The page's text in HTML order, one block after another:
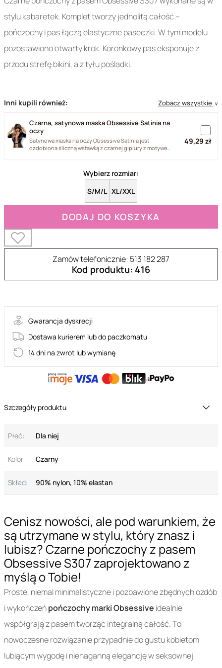
Cenisz nowości, ale pod warunkiem, że
są utrzymane w stylu, który znasz i
lubisz? Czarne pończochy z pasem
Obsessive S307 zaprojektowano z
myślą o Tobie!
Proste, niemal minimalistyczne i pozbawione zbędnych ozdób
i wykończeńpończochy marki Obsessive idealnie
współgrają z pasem tworząc integralną całość. To
nowoczesne rozwiązanie przypadnie do gustu kobietom
lubiącym wygodę i nienaganną elegancję w seksownej
stylu kabaretek. Komplet tworzy jednolitą całość –
pończochy i pas łączą elastyczne paseczki. W tym modelu
pozostawiono otwarty krok. Koronkowy pas eksponuje z
przodu strefę bikini, a z tyłu pośladki.
Inni kupili również: Zobacz wszystkie ∨
Czarna, satynowa maska Obsessive Satinia na
oczy
Satynowa maska na oczy Obsessive Satinia jest
ozdobiona śliczną wstawką z czarnej gipiury z motywem
49,29 zł
Wybierz rozmiar:
S/M/L XL/XXL
DODAJ DO KOSZYKA
Zamów telefonicznie: 513 182 287
Kod produktu: 416
Gwarancja dyskrecji
Dostawa kurierem lub do paczkomatu
14 dni na zwrot lub wymianę
Szczegóły produktu
Płeć: Dla niej
Kolor: Czarny
Skład: 90% nylon, 10% elastan